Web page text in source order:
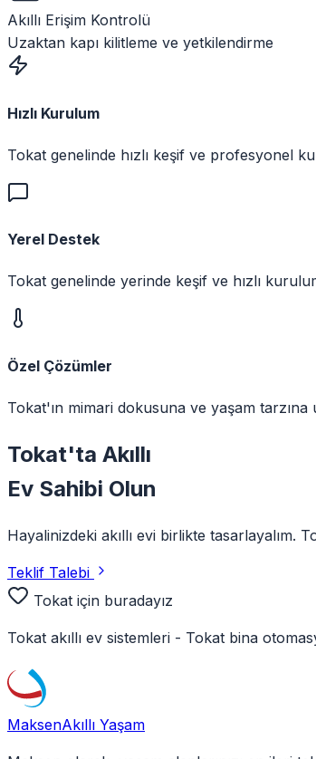
Akıllı Erişim Kontrolü
Uzaktan kapı kilitleme ve yetkilendirme
Hızlı Kurulum
Tokat genelinde hızlı keşif ve profesyonel
Yerel Destek
Tokat genelinde yerinde keşif ve hızlı
Özel Çözümler
Tokat'ın mimari dokusuna ve yaşam tarzına
Tokat'ta Akıllı
Ev Sahibi Olun
Hayalinizdeki akıllı evi birlikte tasarlayalım.
Teklif Talebi
Tokat için buradayız
Tokat akıllı ev sistemleri - Tokat bina
MaksenAkıllı Yaşam